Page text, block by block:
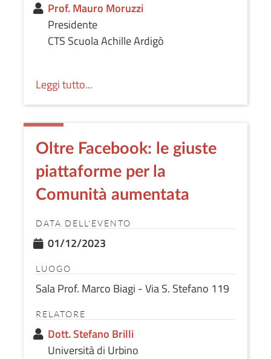
Prof. Mauro Moruzzi
Presidente
CTS Scuola Achille Ardigò
Leggi tutto...
Oltre Facebook: le giuste
piattaforme per la
Comunità aumentata
DATA DELL'EVENTO
01/12/2023
LUOGO
Sala Prof. Marco Biagi - Via S. Stefano 119
RELATORE
Dott. Stefano Brilli
Università di Urbino